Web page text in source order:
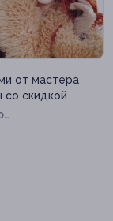
от мастера
со скидкой
ул, д. 94